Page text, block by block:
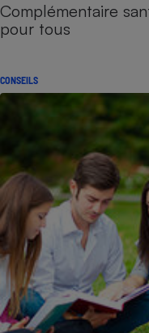
Complémentaire
pour tous
CONSEILS